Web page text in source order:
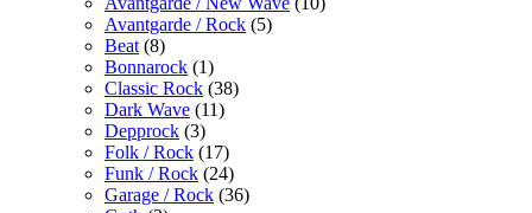
Avantgarde / Rock (5)
Beat (8)
Bonnarock (1)
Classic Rock (38)
Dark Wave (11)
Depprock (3)
Folk / Rock (17)
Funk / Rock (24)
Garage / Rock (36)